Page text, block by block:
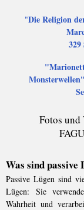
"Die Religion
329
Fotos
Was sind passive
Passive Lügen sind
Lügen: Sie
Wahrheit und